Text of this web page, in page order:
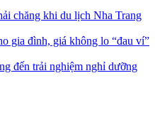
chăng khi du lịch Nha Trang
gia đình, giá không lo “đau ví”
đến trải nghiệm nghỉ dưỡng